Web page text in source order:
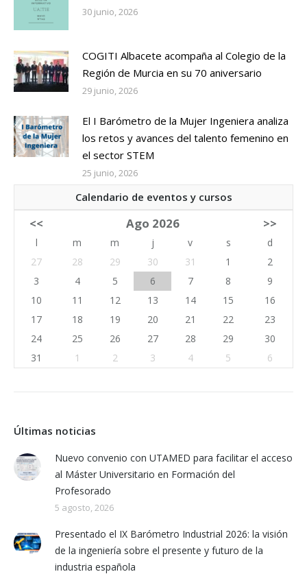
30 junio, 2026
COGITI Albacete acompaña al Colegio de la
Región de Murcia en su 70 aniversario
29 junio, 2026
El I Barómetro de la Mujer Ingeniera analiza
los retos y avances del talento femenino en
el sector STEM
25 junio, 2026
Calendario de eventos y cursos
<< Ago 2026 >>
l m m j v s
d
27
28 29 30 31 1
2
3
4 5 6 7 8
9
10
11 12 13 14 15
16
17
18 19 20 21 22
23
24
25 26 27 28 29
30
31
1 2 3 4 5 6
Últimas noticias
Nuevo convenio con UTAMED para facilitar el acceso
al Máster Universitario en Formación del
Profesorado
5 agosto, 2026
Presentado el IX Barómetro Industrial 2026: la visión
de la ingeniería sobre el presente y futuro de la
industria española